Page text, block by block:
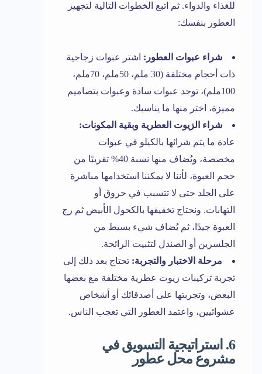
للغذاء والدواء. ثم اتبع الخطوات التالية لتجهيز
العطور بنفسك:
شراء عبوات العطور: اشتر عبوات زجاجية
ذات أحجام مختلفة (30 ملم، 50ملم، 70ملم،
100ملم)، توجد عبوات سادة وعبوات بتصاميم
مميزة، اختر منها ما يناسبك.
شراء الزيوت العطرية وبقية المكونات:
عادة ما يتم شرائها بالكيلو في عبوات
مخصصة، ويُضاف منها نسبة 40% تقريبًا من
حجم العبوة، لأننا لا يمكننا استخدامها مباشرة
على الجلد حتى لا تتسبب في حروق أو
التهابات. ونحتاج تخفيفها بالكحول الأبيض ثم رج
العبوة جيدًا، ثم يُضاف شيء بسيط من
الجلسرين أو الصندل لتثبيت الرائحة.
مرحلة الاختبار والتجربة: تحتاج بعد ذلك إلى
تجربة تركيبات زيوت عطرية مختلفة مع بعضها
البعض، وتجربتها على أصدقائك أو أشخاص
عشوائيين، واعتمد العطور التي تعجب الناس.
6. استراتيجية التسويق في
مشروع محل عطور